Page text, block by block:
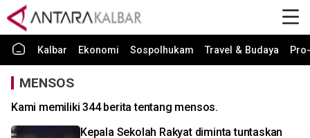
Kalbar Ekonomi Sospolhukam Travel & Budaya
MENSOS
Kami memiliki 344 berita tentang mensos.
Kepala Sekolah Rakyat diminta tuntaskan